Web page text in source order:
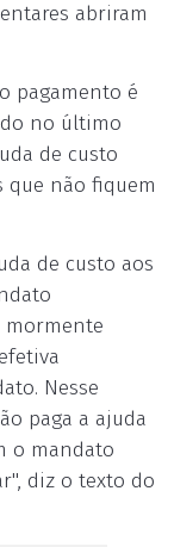
abriram
pagamento é
no último
de custo
que não fiquem
de custo aos
mormente
Nesse
paga a ajuda
o mandato
diz o texto do